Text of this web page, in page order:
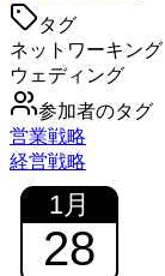
タグ
ネットワーキング
ウェディング
参加者のタグ
営業戦略
経営戦略
1月
28